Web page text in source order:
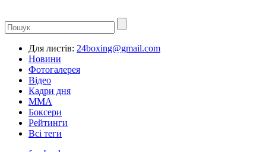
Для листів: 24boxing@gmail.com
Новини
Фотогалерея
Відео
Кадри дня
ММА
Боксери
Рейтинги
Всі теги